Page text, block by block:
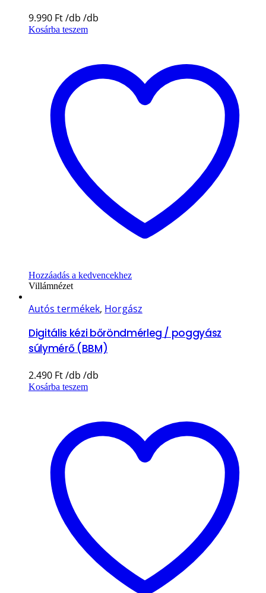
9.990 Ft
Kosárba teszem
Hozzáadás a kedvencekhez
Villámnézet
Autós termékek, Horgász
Digitális kézi bőröndmérleg / poggyász
súlymérő (BBM)
2.490 Ft
Kosárba teszem